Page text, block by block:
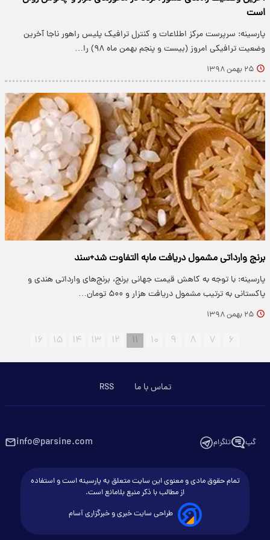
است
پارسینه: سرپرست مرکز اطلاعات و کنترل ترافیک پلیس راهور ناجا آخرین
وضعیت ترافیکی امروز (بیست و پنجم بهمن ماه ۹۸) را…
۲۵ بهمن ۱۳۹۸
برنج وارداتی مشمول دریافت مابه التفاوت شد+سند
پارسینه: با توجه به کاهش قیمت جهانی برنج، برنج‌های وارداتی هندی و
پاکستانی به ترتیب مشمول دریافت هزار و ۵۰۰ تومان…
۲۵ بهمن ۱۳۹۸
۶ ۷ ۸ ۹ ۱۰ ۱۱ ۱۲ ۱۳ ۱۴ ۱۵ ۱۶
تماس با ما RSS
گپ تلگرام info@parsine.com
تمام حقوق مادی و معنوی این سایت متعلق به پارسینه است و استفاده
از مطالب با ذکر منبع بلامانع است.
طراحی سایت خبری و خبرگزاری آسام